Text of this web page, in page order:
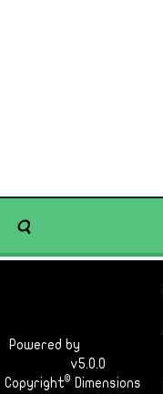
Powered by
v5.0.0
Copyright©
Dimensions